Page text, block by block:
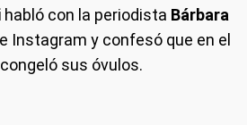
habló con la periodista Bárbara
Instagram y confesó que en el
sus óvulos.